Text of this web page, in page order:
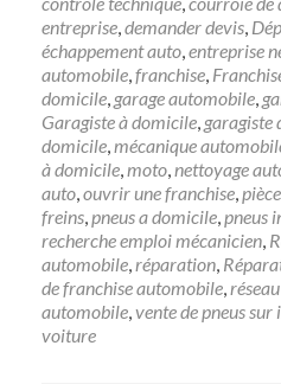
entreprise,demander devis,
échappement auto,entreprise
automobile,franchise,
domicile, garage automobile,
Garagiste à domicile, garagiste
domicile,mécanique
à domicile,moto,nettoyage
auto,ouvrir une franchise,
freins,pneus a domicile,pneus
recherche emploi mécanicien,
automobile,réparation,
de franchise automobile,
automobile,vente de pneus sur
voiture